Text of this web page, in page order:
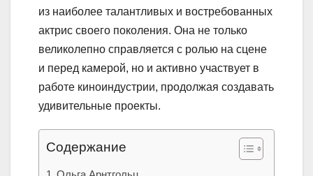
из наиболее талантливых и востребованных
актрис своего поколения. Она не только
великолепно справляется с ролью на сцене
и перед камерой, но и активно участвует в
работе киноиндустрии, продолжая создавать
удивительные проекты.
Содержание